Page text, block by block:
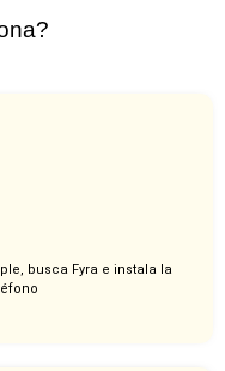
busca Fyra e instala la